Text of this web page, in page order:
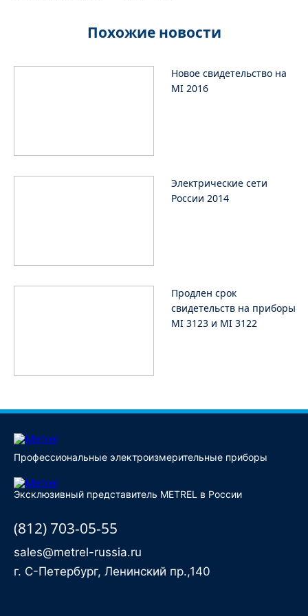
Похожие новости
Новое свидетельство на
MI 2016
Электрические сети
России 2014
Продлен срок
свидетельств на приборы
MI 3123 и MI 3122
Профессиональные электроизмерительные приборы
Эксклюзивный представитель METREL в России
(812) 703-05-55
sales@metrel-russia.ru
г. С-Петербург, Ленинский пр.,140